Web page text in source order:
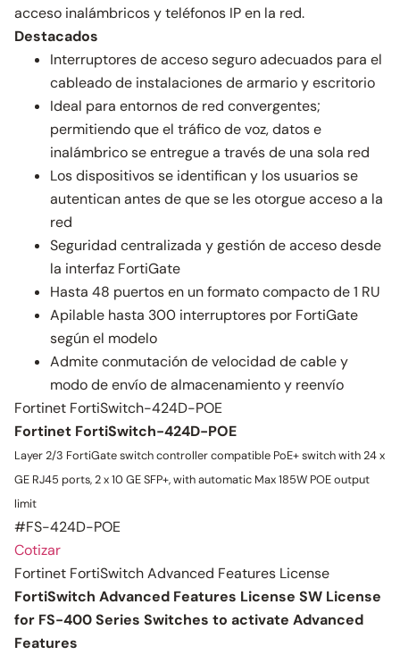
acceso inalámbricos y teléfonos IP en la red.
Destacados
Interruptores de acceso seguro adecuados para el
cableado de instalaciones de armario y escritorio
Ideal para entornos de red convergentes;
permitiendo que el tráfico de voz, datos e
inalámbrico se entregue a través de una sola red
Los dispositivos se identifican y los usuarios se
autentican antes de que se les otorgue acceso a la
red
Seguridad centralizada y gestión de acceso desde
la interfaz FortiGate
Hasta 48 puertos en un formato compacto de 1 RU
Apilable hasta 300 interruptores por FortiGate
según el modelo
Admite conmutación de velocidad de cable y
modo de envío de almacenamiento y reenvío
Fortinet FortiSwitch-424D-POE
Fortinet FortiSwitch-424D-POE
Layer 2/3 FortiGate switch controller compatible PoE+ switch with 24 x
GE RJ45 ports, 2 x 10 GE SFP+, with automatic Max 185W POE output
limit
#FS-424D-POE
Cotizar
Fortinet FortiSwitch Advanced Features License
FortiSwitch Advanced Features License SW License
for FS-400 Series Switches to activate Advanced
Features